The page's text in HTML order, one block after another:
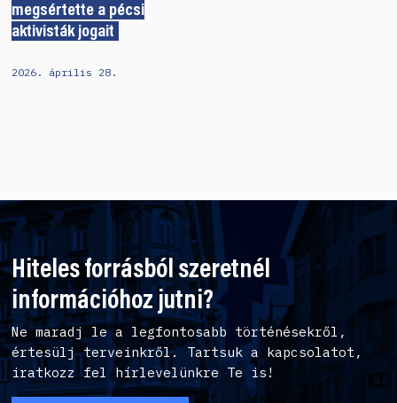
megsértette a pécsi
aktivisták jogait
2026. április 28.
Hiteles forrásból szeretnél
információhoz jutni?
Ne maradj le a legfontosabb történésekről,
értesülj terveinkről. Tartsuk a kapcsolatot,
iratkozz fel hírlevelünkre Te is!